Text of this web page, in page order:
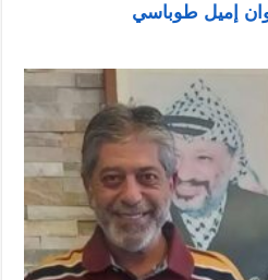
إميل طوباسي